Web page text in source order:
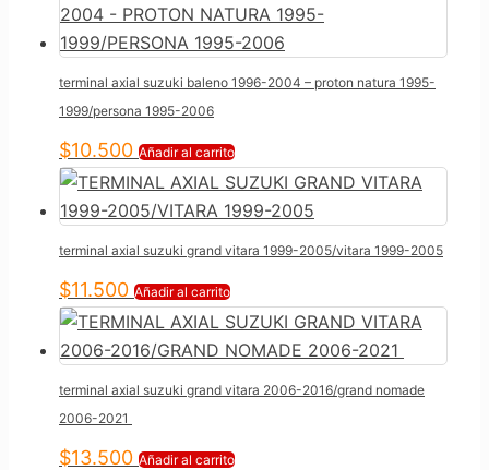
terminal axial suzuki baleno 1996-2004 – proton natura 1995-
1999/persona 1995-2006
$10.500 Añadir al carrito
terminal axial suzuki grand vitara 1999-2005/vitara 1999-2005
$11.500 Añadir al carrito
terminal axial suzuki grand vitara 2006-2016/grand nomade
2006-2021
$13.500 Añadir al carrito